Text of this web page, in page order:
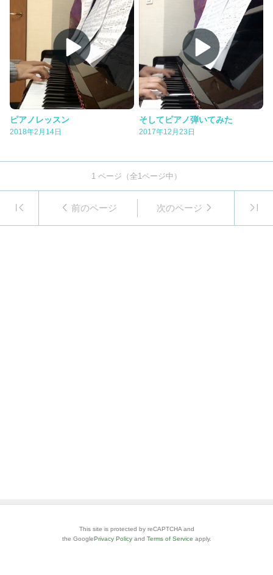
ピアノレッスン
2018年2月14日
そしてピアノ弾いてみた
2017年12月23日
1 ページ（全1ページ中）
前のページ 次のページ
This site is protected by reCAPTCHA and
the GooglePrivacy Policy and Terms of Service apply.